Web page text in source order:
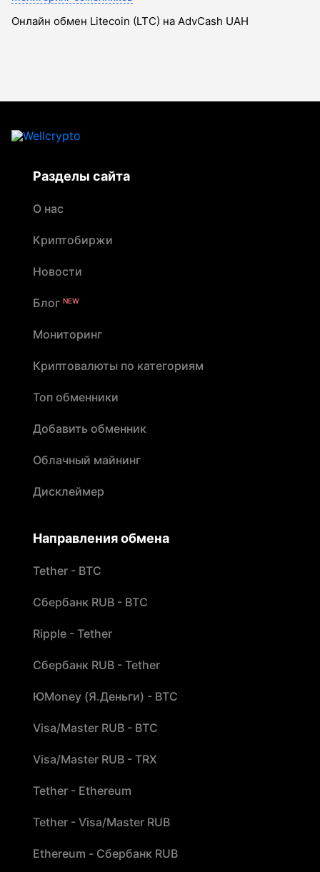
Онлайн обмен Litecoin (LTC) на AdvCash UAH
Разделы сайта
О нас
Криптобиржи
Новости
Блог NEW
Мониторинг
Криптовалюты по категориям
Топ обменники
Добавить обменник
Облачный майнинг
Дисклеймер
Направления обмена
Tether - BTC
Сбербанк RUB - BTC
Ripple - Tether
Сбербанк RUB - Tether
ЮMoney (Я.Деньги) - BTC
Visa/Master RUB - BTC
Visa/Master RUB - TRX
Tether - Ethereum
Tether - Visa/Master RUB
Ethereum - Сбербанк RUB